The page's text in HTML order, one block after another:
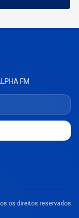
FM
os direitos reservados